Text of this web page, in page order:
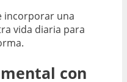
incorporar una
vida diaria para
con